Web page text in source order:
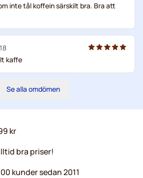
inte tål koffein särskilt bra. Bra att
kaffe
Se alla omdömen
kr
bra priser!
kunder sedan 2011